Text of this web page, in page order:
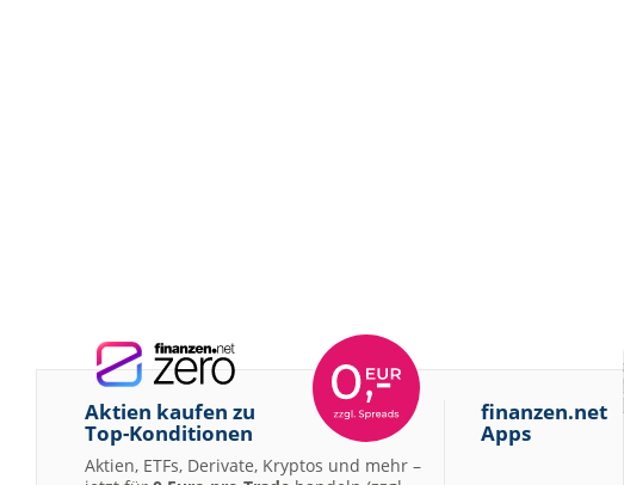
Aktien kaufen zu
Top-Konditionen
Aktien, ETFs, Derivate, Kryptos und mehr –
finanzen.net
Apps